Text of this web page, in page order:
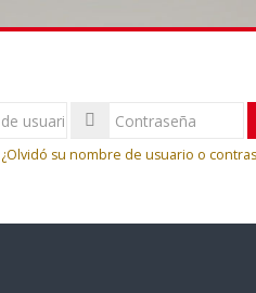
¿Olvidó su nombre de usuario o